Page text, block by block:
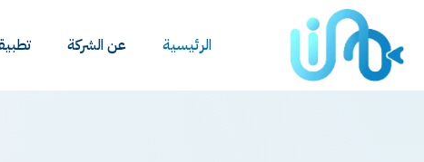
الرئيسية عن الشركة